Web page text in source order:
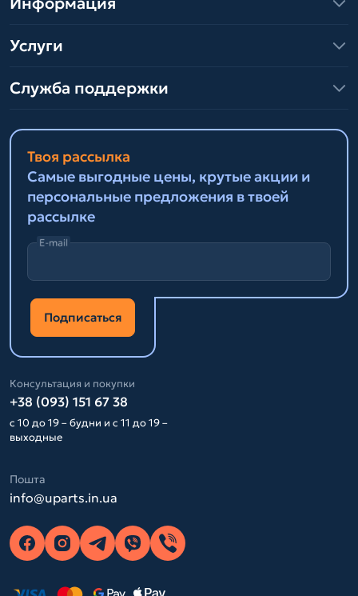
Услуги
Служба поддержки
Твоя рассылка
Самые выгодные цены, крутые акции и
персональные предложения в твоей
рассылке
E-mail
Подписаться
Консультация и покупки
+38 (093) 151 67 38
с 10 до 19 – будни и с 11 до 19 –
выходные
Пошта
info@uparts.in.ua